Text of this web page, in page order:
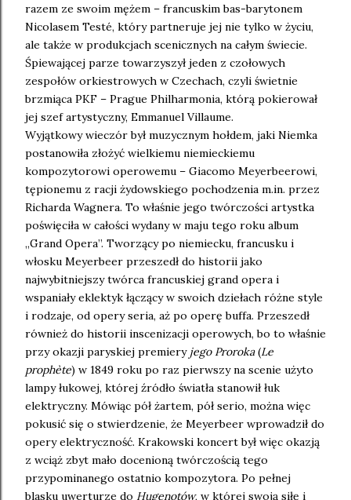
razem ze swoim mężem – francuskim bas-barytonem
Nicolasem Testé, który partneruje jej nie tylko w życiu,
ale także w produkcjach scenicznych na całym świecie.
Śpiewającej parze towarzyszył jeden z czołowych
zespołów orkiestrowych w Czechach, czyli świetnie
brzmiąca PKF – Prague Philharmonia, którą pokierował
jej szef artystyczny, Emmanuel Villaume.
Wyjątkowy wieczór był muzycznym hołdem, jaki Niemka
postanowiła złożyć wielkiemu niemieckiemu
kompozytorowi operowemu – Giacomo Meyerbeerowi,
tępionemu z racji żydowskiego pochodzenia m.in. przez
Richarda Wagnera. To właśnie jego twórczości artystka
poświęciła w całości wydany w maju tego roku album
„Grand Opera”. Tworzący po niemiecku, francusku i
włosku Meyerbeer przeszedł do historii jako
najwybitniejszy twórca francuskiej grand opera i
wspaniały eklektyk łączący w swoich dziełach różne style
i rodzaje, od opery seria, aż po operę buffa. Przeszedł
również do historii inscenizacji operowych, bo to właśnie
przy okazji paryskiej premiery jego Proroka(Le
prophète) w 1849 roku po raz pierwszy na scenie użyto
lampy łukowej, której źródło światła stanowił łuk
elektryczny. Mówiąc pół żartem, pół serio, można więc
pokusić się o stwierdzenie, że Meyerbeer wprowadził do
opery elektryczność. Krakowski koncert był więc okazją
z wciąż zbyt mało docenioną twórczością tego
przypominanego ostatnio kompozytora. Po pełnej
blasku uwerturze do Hugenotów, w której swoją siłę i